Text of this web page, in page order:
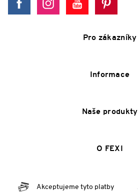
Pro zákazníky
Informace
Naše produkty
O FEXI
Akceptujeme tyto platby